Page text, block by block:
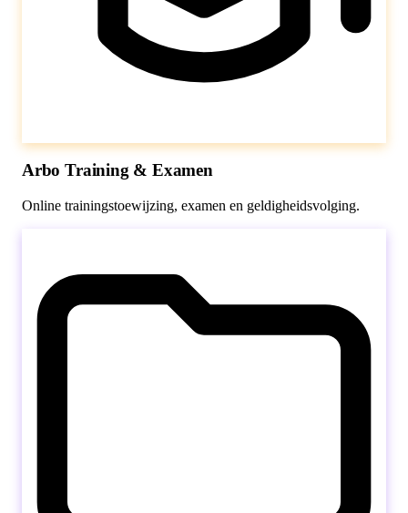
Arbo Training & Examen
Online trainingstoewijzing, examen en geldigheidsvolging.